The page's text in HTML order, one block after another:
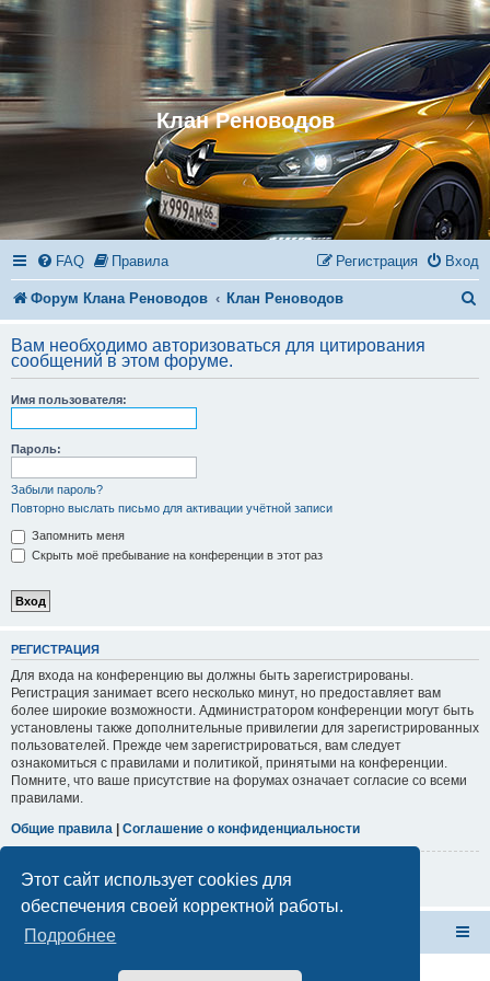
Этот сайт использует cookies для
обеспечения своей корректной работы.
Подробнее
Клан Реноводов
FAQ Правила Вход
Регистрация
Форум Клана Реноводов Клан Реноводов
Вам необходимо авторизоваться для цитирования
сообщений в этом форуме.
Имя пользователя:
Пароль:
Забыли пароль?
Повторно выслать письмо для активации учётной записи
Запомнить меня
Скрыть моё пребывание на конференции в этот раз
РЕГИСТРАЦИЯ
Для входа на конференцию вы должны быть зарегистрированы.
Регистрация занимает всего несколько минут, но предоставляет вам
более широкие возможности. Администратором конференции могут быть
установлены также дополнительные привилегии для зарегистрированных
пользователей. Прежде чем зарегистрироваться, вам следует
ознакомиться с правилами и политикой, принятыми на конференции.
Помните, что ваше присутствие на форумах означает согласие со всеми
правилами.
Общие правила | Соглашение о конфиденциальности
Регистрация
Форум Клана Реноводов